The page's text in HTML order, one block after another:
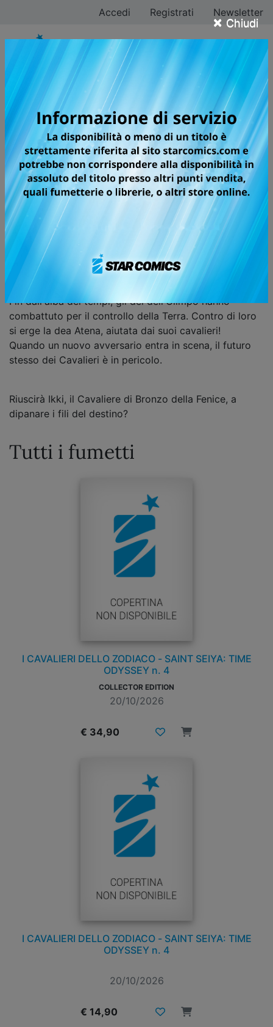
× Chiudi
Accedi Registrati Newsletter
I CAVALIERI DELLO
ZODIACO - SAINT
SEIYA: TIME
ODYSSEY
Volumi totali: 5 — Volumi pubblicati: 8
Un’opera supervisionata
direttamente dal maestro MASAMI
KURUMADA
Fin dall'alba dei tempi, gli dei dell'Olimpo hanno
combattuto per il controllo della Terra. Contro di loro
si erge la dea Atena, aiutata dai suoi cavalieri!
Quando un nuovo avversario entra in scena, il futuro
stesso dei Cavalieri è in pericolo.
Riuscirà Ikki, il Cavaliere di Bronzo della Fenice, a
dipanare i fili del destino?
Tutti i fumetti
I CAVALIERI DELLO ZODIACO - SAINT SEIYA: TIME
ODYSSEY n. 4
COLLECTOR EDITION
20/10/2026
€ 34,90
I CAVALIERI DELLO ZODIACO - SAINT SEIYA: TIME
ODYSSEY n. 4
20/10/2026
€ 14,90